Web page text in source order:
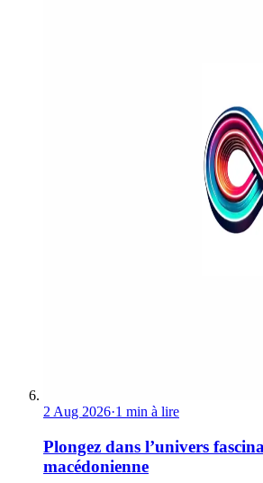
2 Aug 2026·1 min à lire
Plongez dans l’univers
macédonienne